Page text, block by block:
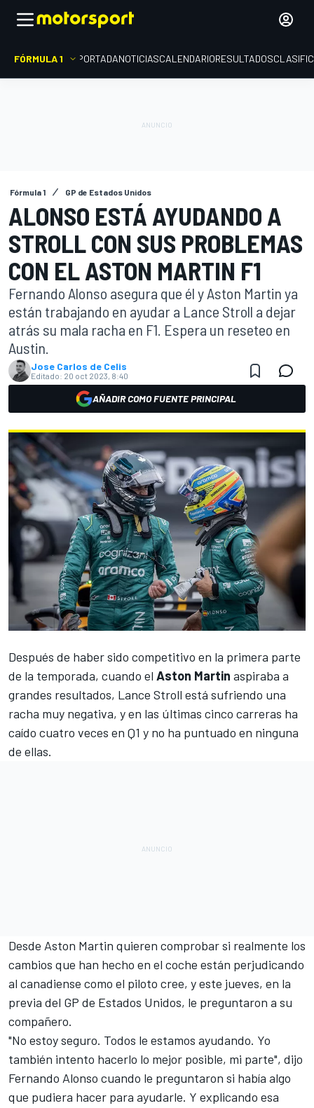
FÓRMULA 1 PORTADANOTICIASCALENDARIORESULTADOS
Fórmula 1 GP de Estados Unidos
ALONSO ESTÁ AYUDANDO A
STROLL CON SUS PROBLEMAS
CON EL ASTON MARTIN F1
Fernando Alonso asegura que él y Aston Martin ya
están trabajando en ayudar a Lance Stroll a dejar
atrás su mala racha en F1. Espera un reseteo en
Austin.
Jose Carlos de Celis
Editado: 20 oct 2023, 8:40
AÑADIR COMO FUENTE PRINCIPAL
Después de haber sido competitivo en la primera parte
de la temporada, cuando el Aston Martin aspiraba a
grandes resultados, Lance Stroll está sufriendo una
racha muy negativa, y en las últimas cinco carreras ha
caído cuatro veces en Q1 y no ha puntuado en ninguna
de ellas.
Desde Aston Martin quieren comprobar si realmente los
cambios que han hecho en el coche están perjudicando
al canadiense como el piloto cree, y este jueves, en la
previa del GP de Estados Unidos, le preguntaron a su
compañero.
"No estoy seguro. Todos le estamos ayudando. Yo
también intento hacerlo lo mejor posible, mi parte", dijo
Fernando Alonso cuando le preguntaron si había algo
que pudiera hacer para ayudarle. Y explicando esa